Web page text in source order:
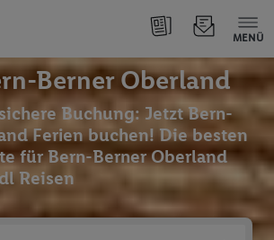
MENÜ
Berner Oberland
Buchung: Jetzt Bern-
Ferien buchen! Die besten
für Bern-Berner Oberland
Reisen